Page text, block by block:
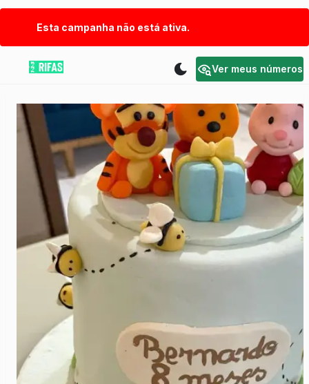
Esta campanha não está ativa.
Ver meus números